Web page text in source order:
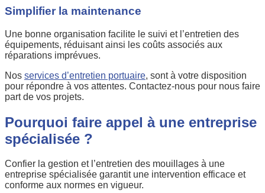
Simplifier la maintenance
Une bonne organisation facilite le suivi et l’entretien des
équipements, réduisant ainsi les coûts associés aux
réparations imprévues.
Nos services d’entretien portuaire, sont à votre disposition
pour répondre à vos attentes. Contactez-nous pour nous faire
part de vos projets.
Pourquoi faire appel à une entreprise
spécialisée ?
Confier la gestion et l’entretien des mouillages à une
entreprise spécialisée garantit une intervention efficace et
conforme aux normes en vigueur.